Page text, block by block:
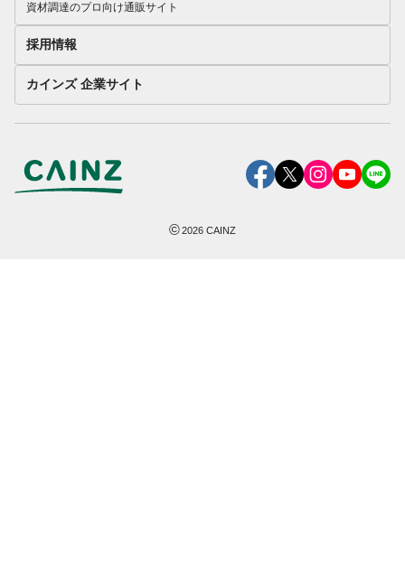
資材調達のプロ向け通販サイト
採用情報
カインズ 企業サイト
©2026 CAINZ